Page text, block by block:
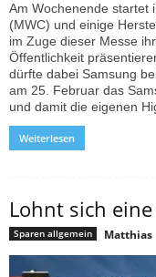
Am Wochenende startet
(MWC) und einige
im Zuge dieser Messe
Öffentlichkeit
dürfte dabei Samsung
am 25. Februar das
und damit die eigenen
Weiterlesen
Lohnt sich
Sparen allgemein Matthias